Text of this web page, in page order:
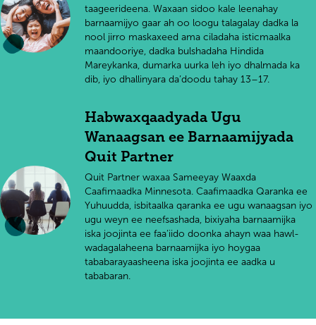
taageerideena. Waxaan sidoo kale leenahay
barnaamijyo gaar ah oo loogu talagalay dadka la
nool jirro maskaxeed ama ciladaha isticmaalka
maandooriye, dadka bulshadaha Hindida
Mareykanka, dumarka uurka leh iyo dhalmada ka
dib, iyo dhallinyara da’doodu tahay 13–17.
Habwaxqaadyada Ugu
Wanaagsan ee Barnaamijyada
Quit Partner
Quit Partner waxaa Sameeyay Waaxda
Caafimaadka Minnesota. Caafimaadka Qaranka ee
Yuhuudda, isbitaalka qaranka ee ugu wanaagsan iyo
ugu weyn ee neefsashada, bixiyaha barnaamijka
iska joojinta ee faa’iido doonka ahayn waa hawl-
wadagalaheena barnaamijka iyo hoygaa
tababarayaasheena iska joojinta ee aadka u
tababaran.